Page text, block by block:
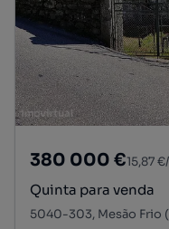
380 000 €15,87
Quinta para venda
5040-303, Mesão Frio